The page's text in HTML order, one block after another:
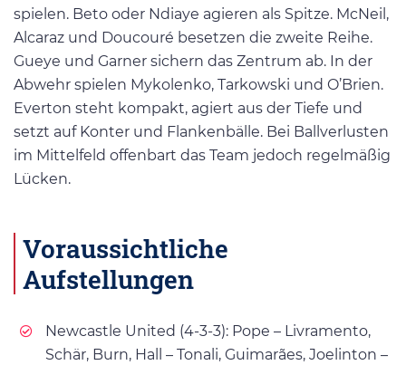
spielen. Beto oder Ndiaye agieren als Spitze. McNeil,
Alcaraz und Doucouré besetzen die zweite Reihe.
Gueye und Garner sichern das Zentrum ab. In der
Abwehr spielen Mykolenko, Tarkowski und O’Brien.
Everton steht kompakt, agiert aus der Tiefe und
setzt auf Konter und Flankenbälle. Bei Ballverlusten
im Mittelfeld offenbart das Team jedoch regelmäßig
Lücken.
Voraussichtliche
Aufstellungen
Newcastle United (4-3-3): Pope – Livramento,
Schär, Burn, Hall – Tonali, Guimarães, Joelinton –